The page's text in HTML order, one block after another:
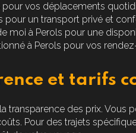
pour vos déplacements
pour un transport privé et
moi à Perols pour une
à Perols pour vos
et tarifs
transparence des prix. Vous
Pour des trajets